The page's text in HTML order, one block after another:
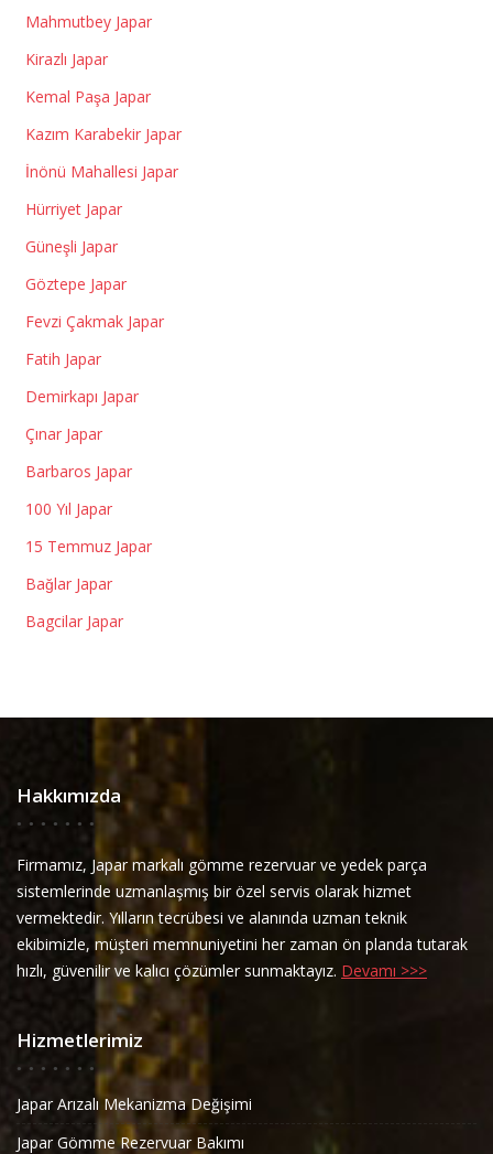
Mahmutbey Japar
Kirazlı Japar
Kemal Paşa Japar
Kazım Karabekir Japar
İnönü Mahallesi Japar
Hürriyet Japar
Güneşli Japar
Göztepe Japar
Fevzi Çakmak Japar
Fatih Japar
Demirkapı Japar
Çınar Japar
Barbaros Japar
100 Yıl Japar
15 Temmuz Japar
Bağlar Japar
Bagcilar Japar
Hakkımızda
Firmamız, Japar markalı gömme rezervuar ve yedek parça
sistemlerinde uzmanlaşmış bir özel servis olarak hizmet
vermektedir. Yılların tecrübesi ve alanında uzman teknik
ekibimizle, müşteri memnuniyetini her zaman ön planda tutarak
hızlı, güvenilir ve kalıcı çözümler sunmaktayız. Devamı >>>
Hizmetlerimiz
Japar Arızalı Mekanizma Değişimi
Japar Gömme Rezervuar Bakımı